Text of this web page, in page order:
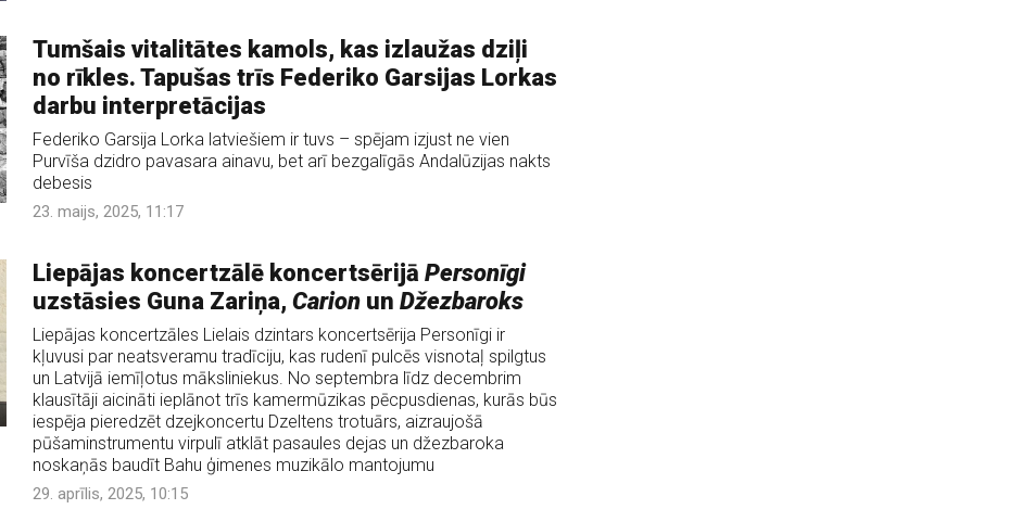
Tumšais vitalitātes kamols, kas izlaužas dziļi
no rīkles. Tapušas trīs Federiko Garsijas Lorkas
darbu interpretācijas
Federiko Garsija Lorka latviešiem ir tuvs – spējam izjust ne vien
Purvīša dzidro pavasara ainavu, bet arī bezgalīgās Andalūzijas nakts
debesis
23. maijs, 2025, 11:17
Liepājas koncertzālē koncertsērijā Personīgi
uzstāsies Guna Zariņa, Carionun Džezbaroks
Liepājas koncertzāles Lielais dzintars koncertsērija Personīgi ir
kļuvusi par neatsveramu tradīciju, kas rudenī pulcēs visnotaļ spilgtus
un Latvijā iemīļotus māksliniekus. No septembra līdz decembrim
klausītāji aicināti ieplānot trīs kamermūzikas pēcpusdienas, kurās būs
iespēja pieredzēt dzejkoncertu Dzeltens trotuārs, aizraujošā
pūšaminstrumentu virpulī atklāt pasaules dejas un džezbaroka
noskaņās baudīt Bahu ģimenes muzikālo mantojumu
29. aprīlis, 2025, 10:15